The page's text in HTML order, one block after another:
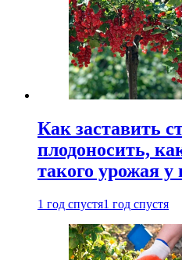
Как заставить
плодоносить,
такого урожая
1 год спустя1 год спустя